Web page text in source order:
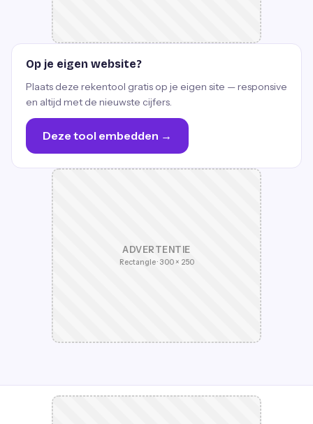
Op je eigen website?
Plaats deze rekentool gratis op je eigen site — responsive
en altijd met de nieuwste cijfers.
Deze tool embedden →
ADVERTENTIE
Rectangle · 300 × 250